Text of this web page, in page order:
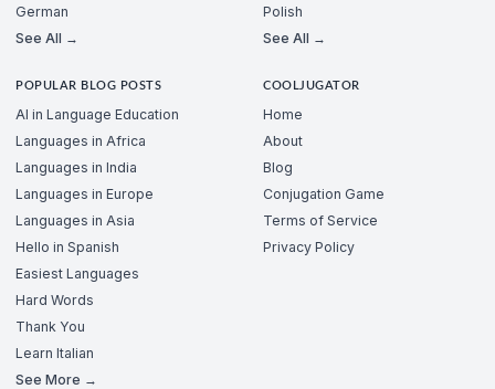
German
See All →
Polish
See All →
POPULAR BLOG POSTS
AI in Language Education
Languages in Africa
Languages in India
Languages in Europe
Languages in Asia
Hello in Spanish
Easiest Languages
Hard Words
Thank You
Learn Italian
See More →
COOLJUGATOR
Home
About
Blog
Conjugation Game
Terms of Service
Privacy Policy